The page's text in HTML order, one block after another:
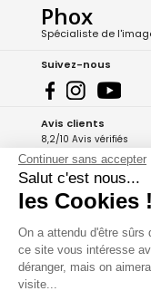
Phox
Spécialiste de
Suivez-nous
Avis clients
8,2/10 Avis vérifiés
L'Appli Phox
A propos de Phox
Services et
Continuer sans accepter
Salut c'est nous...
les Cookies !
On a attendu d'être sûrs
ce site vous intéresse
déranger, mais on
visite...